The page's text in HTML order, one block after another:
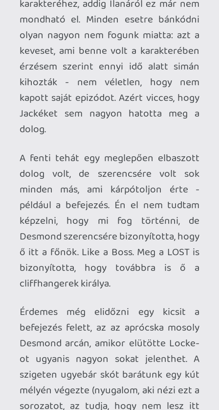
Érdemes még elidőzni egy kicsit a
befejezés felett, az az aprócska mosoly
Desmond arcán, amikor elütötte Locke-
ot ugyanis nagyon sokat jelenthet. A
szigeten ugyebár skót barátunk egy kút
mélyén végezte (nyugalom, aki nézi ezt a
sorozatot, az tudja, hogy nem lesz itt
gond). A nagy kérdés, hogy Desmond
vajon azért tette azt, amit tett, hogy
halálközeli élményt okozzon Locke-nak,
a la Charlie, vagy mert valamilyen -
kommunikált - módon tisztában van
azzal, hogy mi történik a másik szálon? A
válaszra egy hetet még legalább várnunk
kell.
Az a shot egyébként nagyon ott volt,
amikor a földön fekvő Locke-ot mutatták
közelről (aki megmondja, hogy melyik
jelenetre reflektáltak vele, az kap egy...
Dharma sört), Terry O'Quinn pedig ebben
a részben is nagyon alakított - kimagasló
ebben az évadban. Jack és Locke "első"
számítani lehetett: epic.
Ezzel a résszel egyébként az összes fő
karakter megkapta ebben az évadban a
kötelező saját epizódját, ami azt jelenti,
hogy az igazán finom dolgok még csak
most következnek. Egy 'Ab Aeterno'-val
és egy 'Happily Ever After'-rel a hátunk
mögött ez több, mint bíztató...